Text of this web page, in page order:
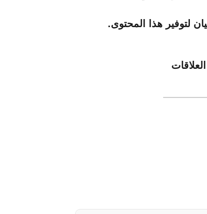
لتوفير هذا المحتوى.